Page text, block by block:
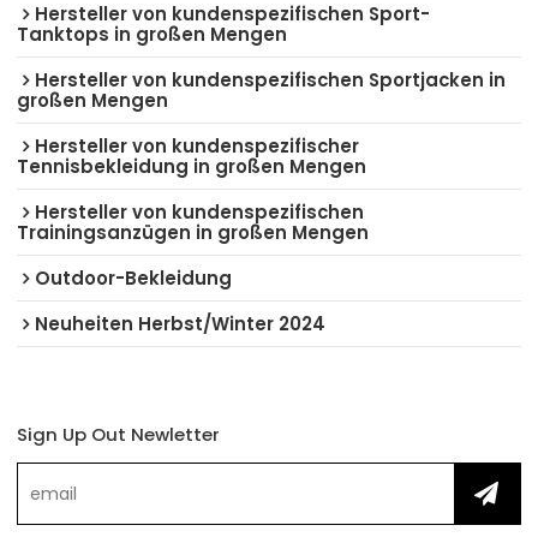
Hersteller von kundenspezifischen Sport-
Tanktops in großen Mengen
Hersteller von kundenspezifischen Sportjacken in
großen Mengen
Hersteller von kundenspezifischer
Tennisbekleidung in großen Mengen
Hersteller von kundenspezifischen
Trainingsanzügen in großen Mengen
Outdoor-Bekleidung
Neuheiten Herbst/Winter 2024
Sign Up Out Newletter